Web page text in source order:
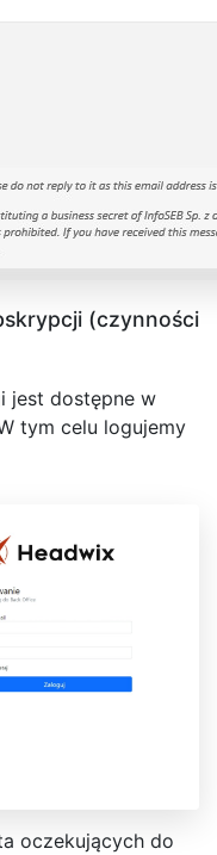
(czynności
jest dostępne w
tym celu logujemy
oczekujących do